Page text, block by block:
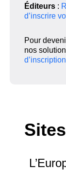
Éditeurs :
d’inscrire
Pour
nos
Sites